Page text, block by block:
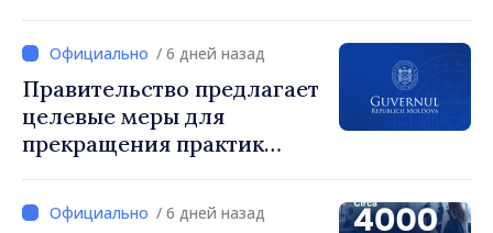
/ 6 дней назад
Правительство предлагает
целевые меры для
прекращения практик
вознаграждения
/ 6 дней назад